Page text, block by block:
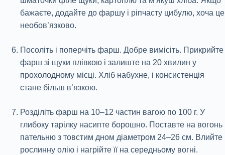
бажаєте, додайте до фаршу і ріпчасту цибулю, хоча це
необов’язково.
Посоліть і поперчіть фарш. Добре вимісіть. Прикрийте
фарш зі щуки плівкою і залиште на 20 хвилин у
прохолодному місці. Хліб набухне, і консистенція
стане більш в’язкою.
Розділіть фарш на 10–12 частин вагою по 100 г. У
глибоку тарілку насипте борошно. Поставте на вогонь
пательню з товстим дном діаметром 24–26 см. Влийте
рослинну олію і нагрійте її на середньому вогні.